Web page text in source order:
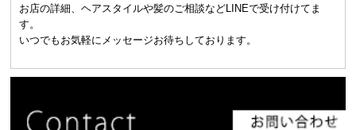
お店の詳細、ヘアスタイルや髪のご相談などLINEで受け付けてま
す。
いつでもお気軽にメッセージお待ちしております。